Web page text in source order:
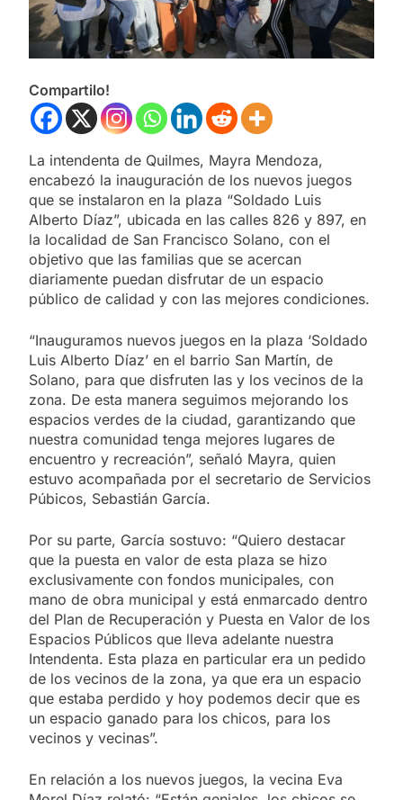
Compartilo!
La intendenta de Quilmes, Mayra Mendoza,
encabezó la inauguración de los nuevos juegos
que se instalaron en la plaza “Soldado Luis
Alberto Díaz”, ubicada en las calles 826 y 897, en
la localidad de San Francisco Solano, con el
objetivo que las familias que se acercan
diariamente puedan disfrutar de un espacio
público de calidad y con las mejores condiciones.
“Inauguramos nuevos juegos en la plaza ‘Soldado
Luis Alberto Díaz’ en el barrio San Martín, de
Solano, para que disfruten las y los vecinos de la
zona. De esta manera seguimos mejorando los
espacios verdes de la ciudad, garantizando que
nuestra comunidad tenga mejores lugares de
encuentro y recreación”, señaló Mayra, quien
estuvo acompañada por el secretario de Servicios
Púbicos, Sebastián García.
Por su parte, García sostuvo: “Quiero destacar
que la puesta en valor de esta plaza se hizo
exclusivamente con fondos municipales, con
mano de obra municipal y está enmarcado dentro
del Plan de Recuperación y Puesta en Valor de los
Espacios Públicos que lleva adelante nuestra
Intendenta. Esta plaza en particular era un pedido
de los vecinos de la zona, ya que era un espacio
que estaba perdido y hoy podemos decir que es
un espacio ganado para los chicos, para los
vecinos y vecinas”.
En relación a los nuevos juegos, la vecina Eva